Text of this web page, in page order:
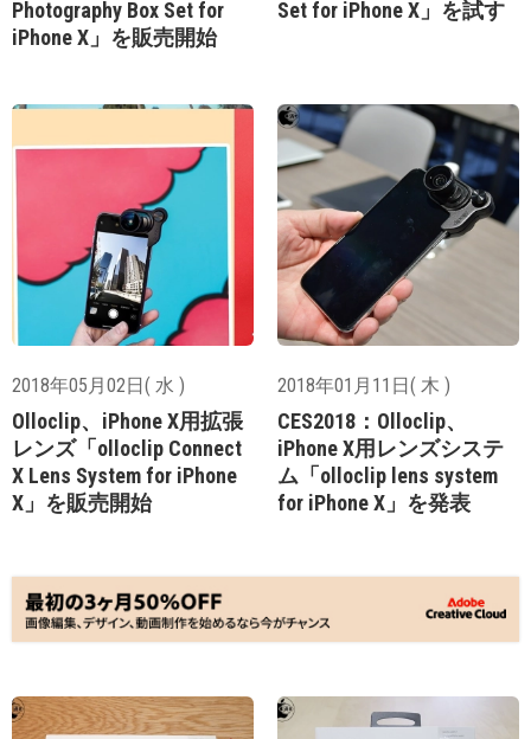
Photography Box Set for
iPhone X」を販売開始
Set for iPhone X」を試す
2018年05月02日( 水 )
Olloclip、iPhone X用拡張
レンズ「olloclip Connect
X Lens System for iPhone
X」を販売開始
2018年01月11日( 木 )
CES2018：Olloclip、
iPhone X用レンズシステ
ム「olloclip lens system
for iPhone X」を発表